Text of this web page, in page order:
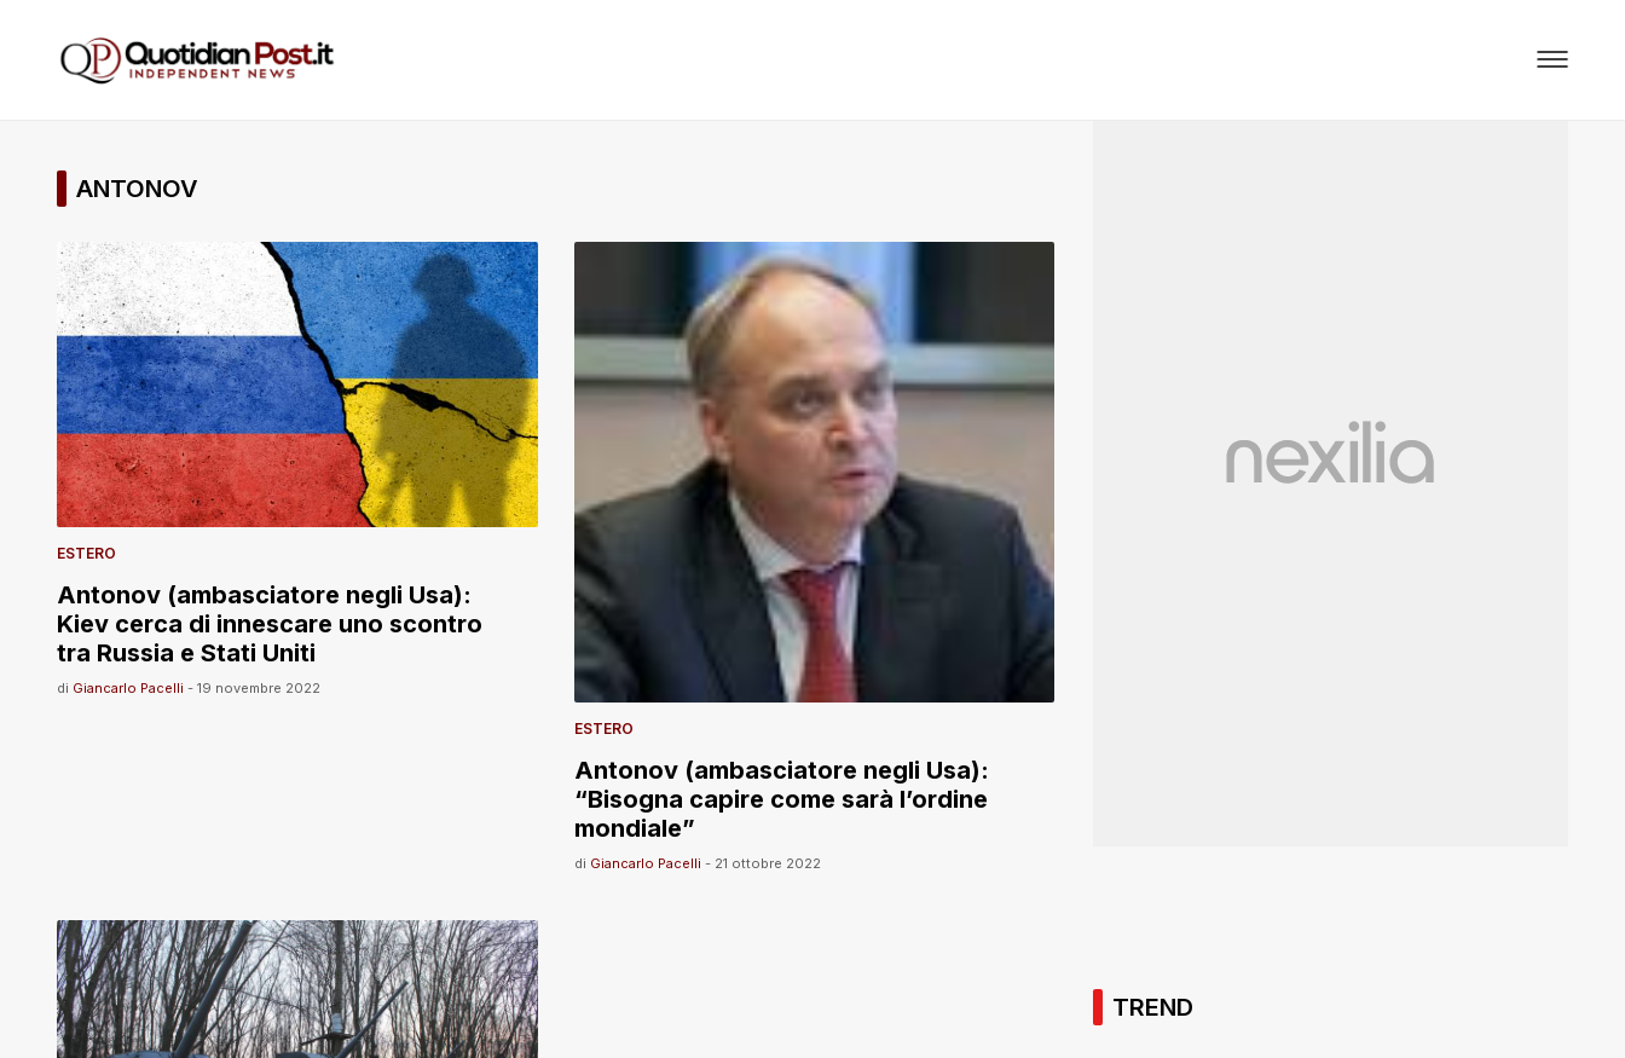
ANTONOV
ESTERO
Antonov (ambasciatore negli Usa):
Kiev cerca di innescare uno scontro
tra Russia e Stati Uniti
di Giancarlo Pacelli - 19 novembre 2022
ESTERO
Antonov (ambasciatore negli Usa):
“Bisogna capire come sarà l’ordine
mondiale”
di Giancarlo Pacelli - 21 ottobre 2022
TREND